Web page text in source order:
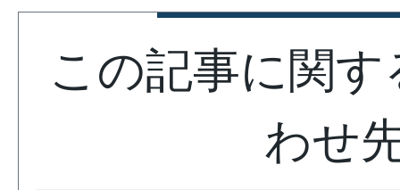
この記事に関
わせ